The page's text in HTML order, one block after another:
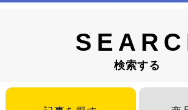
検索する